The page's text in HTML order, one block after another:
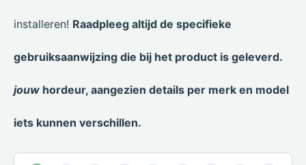
installeren! Raadpleeg altijd de specifieke
gebruiksaanwijzing die bij het product is geleverd.
jouw hordeur, aangezien details per merk en model
iets kunnen verschillen.